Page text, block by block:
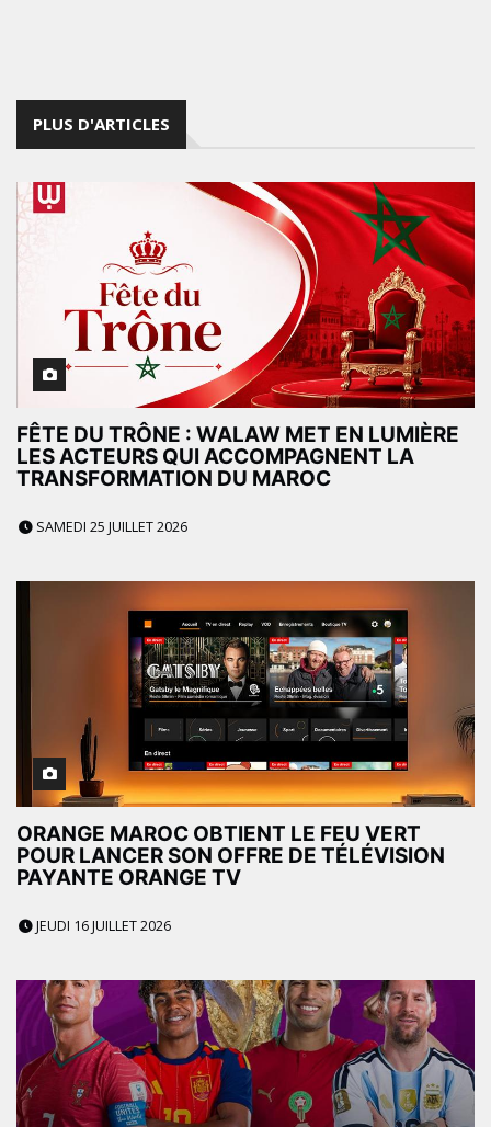
PLUS D'ARTICLES
FÊTE DU TRÔNE : WALAW MET EN LUMIÈRE
LES ACTEURS QUI ACCOMPAGNENT LA
TRANSFORMATION DU MAROC
SAMEDI 25 JUILLET 2026
ORANGE MAROC OBTIENT LE FEU VERT
POUR LANCER SON OFFRE DE TÉLÉVISION
PAYANTE ORANGE TV
JEUDI 16 JUILLET 2026